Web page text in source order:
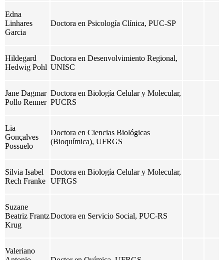
Edna
Linhares
Garcia
Doctora en Psicología Clínica, PUC-SP
Hildegard
Hedwig Pohl
Doctora en Desenvolvimiento Regional,
UNISC
Jane Dagmar
Pollo Renner
Doctora en Biología Celular y Molecular,
PUCRS
Lia
Gonçalves
Possuelo
Doctora en Ciencias Biológicas
(Bioquímica), UFRGS
Silvia Isabel
Rech Franke
Doctora en Biología Celular y Molecular,
UFRGS
Suzane
Beatriz Frantz
Krug
Doctora en Servicio Social, PUC-RS
Valeriano